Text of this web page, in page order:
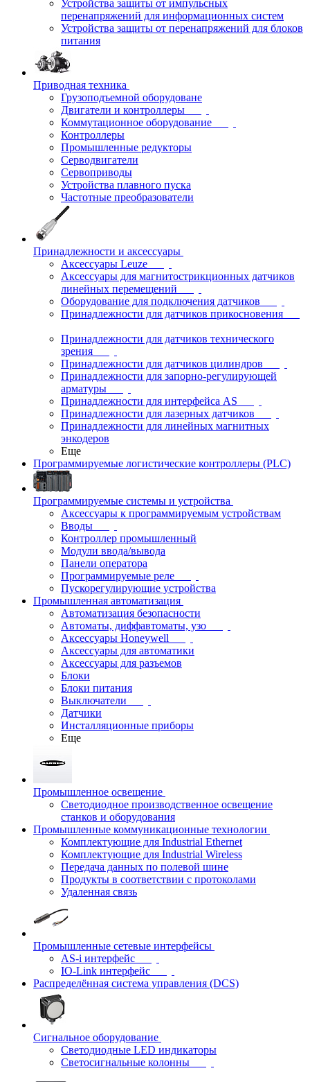
Устройства защиты от импульсных
перенапряжений для информационных систем
Устройства защиты от перенапряжений для блоков
питания
Приводная техника
Грузоподъемной оборудоване
Двигатели и контроллеры
Коммутационное оборудование
Контроллеры
Промышленные редукторы
Серводвигатели
Сервоприводы
Устройства плавного пуска
Частотные преобразователи
Принадлежности и аксессуары
Аксессуары Leuze
Аксессуары для магнитострикционных датчиков
линейных перемещений
Оборудование для подключения датчиков
Принадлежности для датчиков прикосновения
Принадлежности для датчиков технического
зрения
Принадлежности для датчиков цилиндров
Принадлежности для запорно-регулирующей
арматуры
Принадлежности для интерфейса AS
Принадлежности для лазерных датчиков
Принадлежности для линейных магнитных
энкодеров
Еще
Программируемые логистические контроллеры (PLC)
Программируемые системы и устройства
Аксессуары к программируемым устройствам
Вводы
Контроллер промышленный
Модули ввода/вывода
Панели оператора
Программируемые реле
Пускорегулирующие устройства
Промышленная автоматизация
Автоматизация безопасности
Автоматы, диффавтоматы, узо
Аксессуары Honeywell
Аксессуары для автоматики
Аксессуары для разъемов
Блоки
Блоки питания
Выключатели
Датчики
Инсталляционные приборы
Еще
Промышленное освещение
Светодиодное производственное освещение
станков и оборудования
Промышленные коммуникационные технологии
Комплектующие для Industrial Ethernet
Комплектующие для Industrial Wireless
Передача данных по полевой шине
Продукты в соответствии с протоколами
Удаленная связь
Промышленные сетевые интерфейсы
AS-i интерфейс
IO-Link интерфейс
Распределённая система управления (DCS)
Сигнальное оборудование
Светодиодные LED индикаторы
Светосигнальные колонны